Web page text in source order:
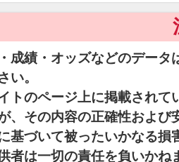
成績・オッズなどのデータ
い。
トのページ上に掲載されて
、その内容の正確性およ
基づいて被ったいかなる損
者は一切の責任を負いかね